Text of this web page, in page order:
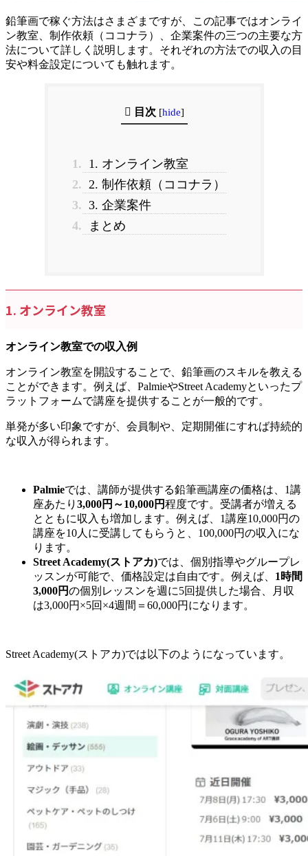
鉛筆画で稼ぐ方法はさまざまですが、この記事ではオンライ
ン教室、制作依頼（ココナラ）、企業案件の三つの主要な方
法について詳しく説明します。それぞれの方法での収入の目
安や料金設定についても触れます。
目次 [hide]
1. 1. オンライン教室
2. 2. 制作依頼（ココナラ）
3. 3. 企業案件
4.
まとめ
1. オンライン教室
オンライン教室での収入例
オンライン教室を開設することで、鉛筆画のスキルを教える
ことができます。例えば、PalmieやStreet Academyといったプ
ラットフォームで講座を提供することが一般的です。
単発が多い印象ですが、会員制や、定期開催にすれば持続的
な収入が得られます。
Palmieでは、講師が提供する鉛筆画講座の価格は、1講
座あたり 3,000円～10,000円程度です。受講者が増える
とともに収入も増加します。例えば、1講座10,000円の
講座を10人に受講してもらうと、100,000円の収入にな
ります。
Street Academy(ストアカ)では、個別指導やグループレ
ッスンが可能で、価格設定は自由です。例えば、 1時間
3,000円の個別レッスンを週に5回提供した場合、月収
は3,000円×5回×4週間＝60,000円になります。
Street Academy(ストアカ)では以下のようになっています。